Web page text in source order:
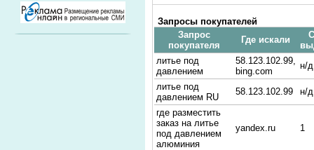
Запросы покупателей
Запрос
покупателя
Где искали
литье под
давлением
58.123.102.99,
bing.com
н/д
литье под
давлением RU
58.123.102.99
н/д
где разместить
заказ на литье
под давлением
алюминия
yandex.ru 1